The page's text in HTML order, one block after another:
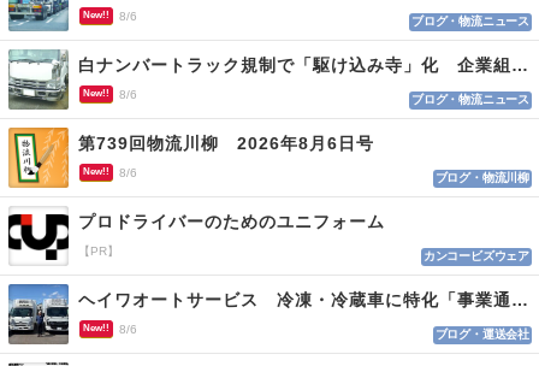
New!! 8/6 ブログ・物流ニュース
白ナンバートラック規制で「駆け込み寺」化 企業組合が入会基準を見直しへ
New!! 8/6 ブログ・物流ニュース
第739回物流川柳 2026年8月6日号
New!! 8/6 ブログ・物流川柳
プロドライバーのためのユニフォーム
【PR】 カンコービズウェア
ヘイワオートサービス 冷凍・冷蔵車に特化「事業通じ貢献目指す」
New!! 8/6 ブログ・運送会社